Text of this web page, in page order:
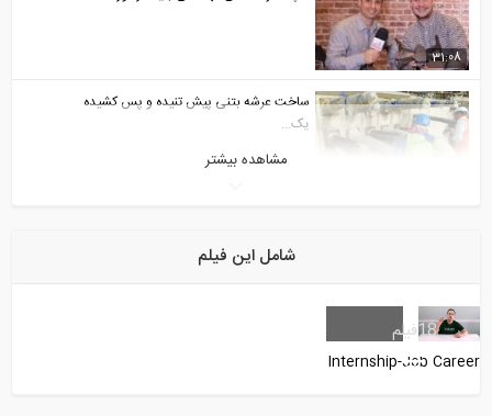
31:08
ساخت عرشه بتنی پیش تنیده و پس کشیده
یک...
مشاهده بیشتر
شامل این فیلم
Internship-Job Career
18فیلم